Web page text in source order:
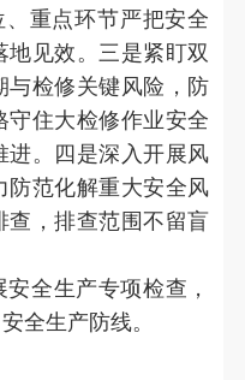
、重点环节严把安全
见效。三是紧盯双
检修关键风险，防
住大检修作业安全
进。四是深入开展风
范化解重大安全风
，排查范围不留盲
全生产专项检查，
全生产防线。